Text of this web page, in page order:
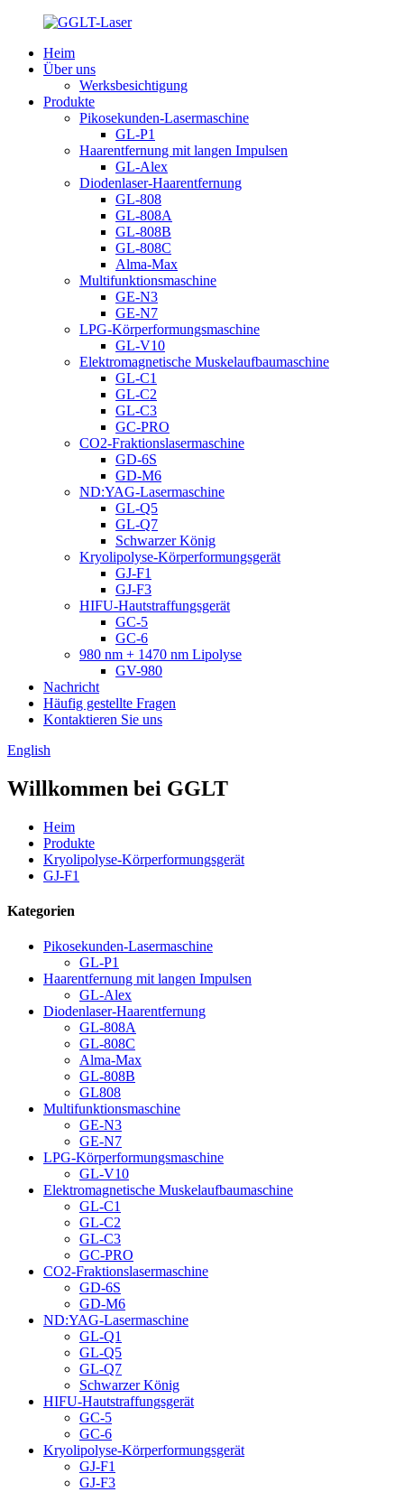
Heim
Über uns
Werksbesichtigung
Produkte
Pikosekunden-Lasermaschine
GL-P1
Haarentfernung mit langen Impulsen
GL-Alex
Diodenlaser-Haarentfernung
GL-808
GL-808A
GL-808B
GL-808C
Alma-Max
Multifunktionsmaschine
GE-N3
GE-N7
LPG-Körperformungsmaschine
GL-V10
Elektromagnetische Muskelaufbaumaschine
GL-C1
GL-C2
GL-C3
GC-PRO
CO2-Fraktionslasermaschine
GD-6S
GD-M6
ND:YAG-Lasermaschine
GL-Q5
GL-Q7
Schwarzer König
Kryolipolyse-Körperformungsgerät
GJ-F1
GJ-F3
HIFU-Hautstraffungsgerät
GC-5
GC-6
980 nm + 1470 nm Lipolyse
GV-980
Nachricht
Häufig gestellte Fragen
Kontaktieren Sie uns
English
Willkommen bei GGLT
Heim
Produkte
Kryolipolyse-Körperformungsgerät
GJ-F1
Kategorien
Pikosekunden-Lasermaschine
GL-P1
Haarentfernung mit langen Impulsen
GL-Alex
Diodenlaser-Haarentfernung
GL-808A
GL-808C
Alma-Max
GL-808B
GL808
Multifunktionsmaschine
GE-N3
GE-N7
LPG-Körperformungsmaschine
GL-V10
Elektromagnetische Muskelaufbaumaschine
GL-C1
GL-C2
GL-C3
GC-PRO
CO2-Fraktionslasermaschine
GD-6S
GD-M6
ND:YAG-Lasermaschine
GL-Q1
GL-Q5
GL-Q7
Schwarzer König
HIFU-Hautstraffungsgerät
GC-5
GC-6
Kryolipolyse-Körperformungsgerät
GJ-F1
GJ-F3